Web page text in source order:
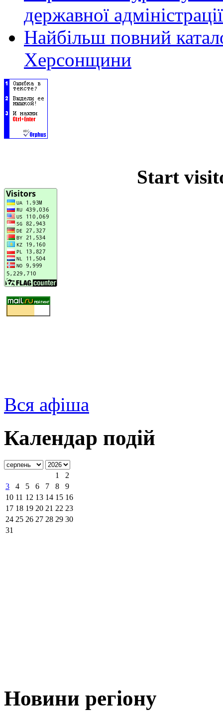
державної адміністрації
Найбільш повний
Херсонщини
Start
Вся афіша
Календар подій
1
2
3
4 5 6 7 8
9
10 11 12 13 14 15 16
17 18 19 20 21 22 23
24 25 26 27 28 29 30
31
Новини регіону